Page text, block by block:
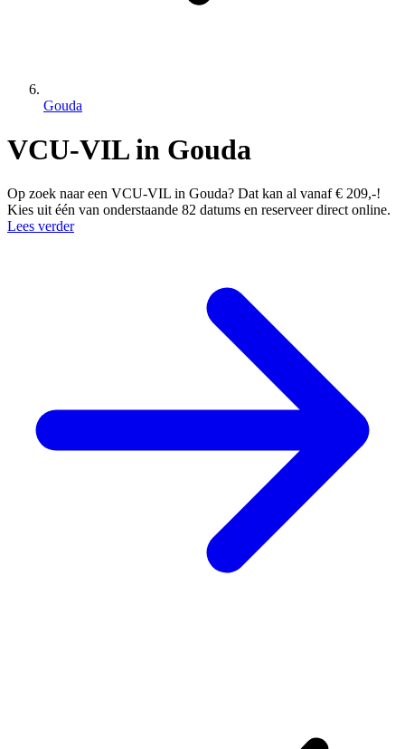
Gouda
VCU-VIL in Gouda
Op zoek naar een VCU-VIL in Gouda? Dat kan al vanaf € 209,-!
Kies uit één van onderstaande 82 datums en reserveer direct online.
Lees verder